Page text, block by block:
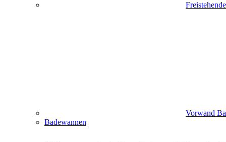
Vorwand
Badewannen